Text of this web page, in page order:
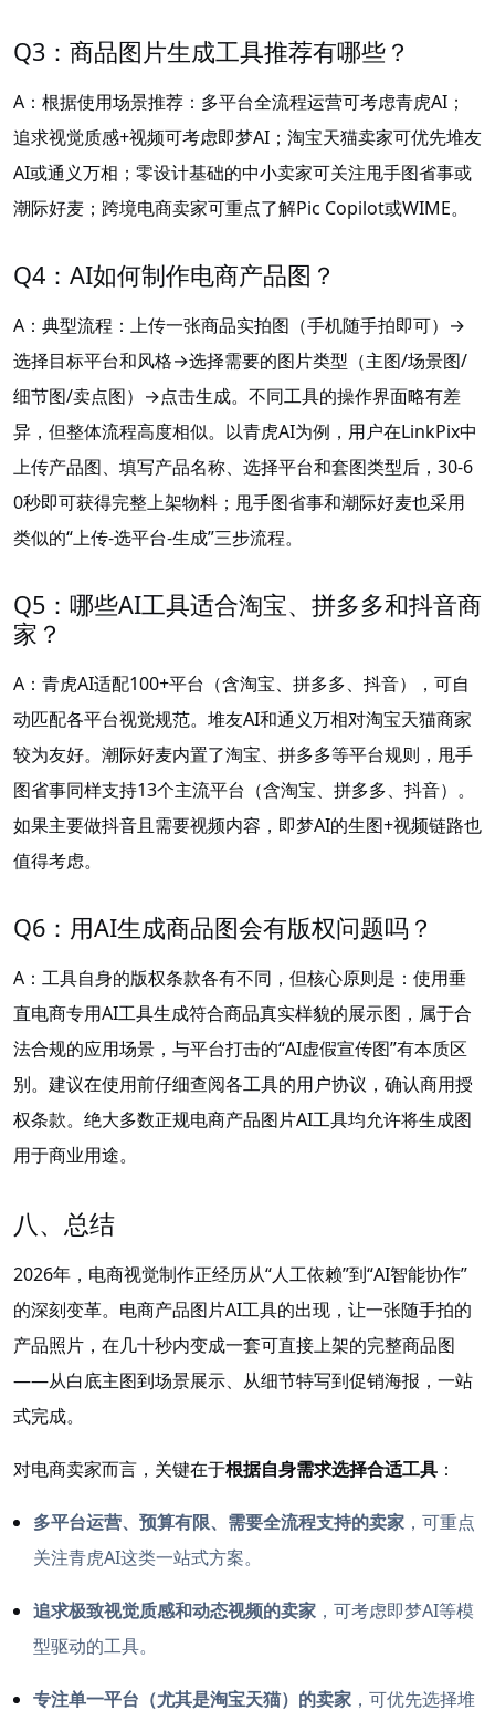
Q3：商品图片生成工具推荐有哪些？
A：根据使用场景推荐：多平台全流程运营可考虑青虎AI；
追求视觉质感+视频可考虑即梦AI；淘宝天猫卖家可优先堆友
AI或通义万相；零设计基础的中小卖家可关注甩手图省事或
潮际好麦；跨境电商卖家可重点了解Pic Copilot或WIME。
Q4：AI如何制作电商产品图？
A：典型流程：上传一张商品实拍图（手机随手拍即可）→
选择目标平台和风格→选择需要的图片类型（主图/场景图/
细节图/卖点图）→点击生成。不同工具的操作界面略有差
异，但整体流程高度相似。以青虎AI为例，用户在LinkPix中
上传产品图、填写产品名称、选择平台和套图类型后，30-6
0秒即可获得完整上架物料；甩手图省事和潮际好麦也采用
类似的“上传-选平台-生成”三步流程。
Q5：哪些AI工具适合淘宝、拼多多和抖音商
家？
A：青虎AI适配100+平台（含淘宝、拼多多、抖音），可自
动匹配各平台视觉规范。堆友AI和通义万相对淘宝天猫商家
较为友好。潮际好麦内置了淘宝、拼多多等平台规则，甩手
图省事同样支持13个主流平台（含淘宝、拼多多、抖音）。
如果主要做抖音且需要视频内容，即梦AI的生图+视频链路也
值得考虑。
Q6：用AI生成商品图会有版权问题吗？
A：工具自身的版权条款各有不同，但核心原则是：使用垂
直电商专用AI工具生成符合商品真实样貌的展示图，属于合
法合规的应用场景，与平台打击的“AI虚假宣传图”有本质区
别。建议在使用前仔细查阅各工具的用户协议，确认商用授
权条款。绝大多数正规电商产品图片AI工具均允许将生成图
用于商业用途。
八、总结
2026年，电商视觉制作正经历从“人工依赖”到“AI智能协作”
的深刻变革。电商产品图片AI工具的出现，让一张随手拍的
产品照片，在几十秒内变成一套可直接上架的完整商品图
——从白底主图到场景展示、从细节特写到促销海报，一站
式完成。
对电商卖家而言，关键在于根据自身需求选择合适工具 ：
多平台运营、预算有限、需要全流程支持的卖家 ，可重点
关注青虎AI这类一站式方案。
追求极致视觉质感和动态视频的卖家 ，可考虑即梦AI等模
型驱动的工具。
专注单一平台（尤其是淘宝天猫）的卖家 ，可优先选择堆